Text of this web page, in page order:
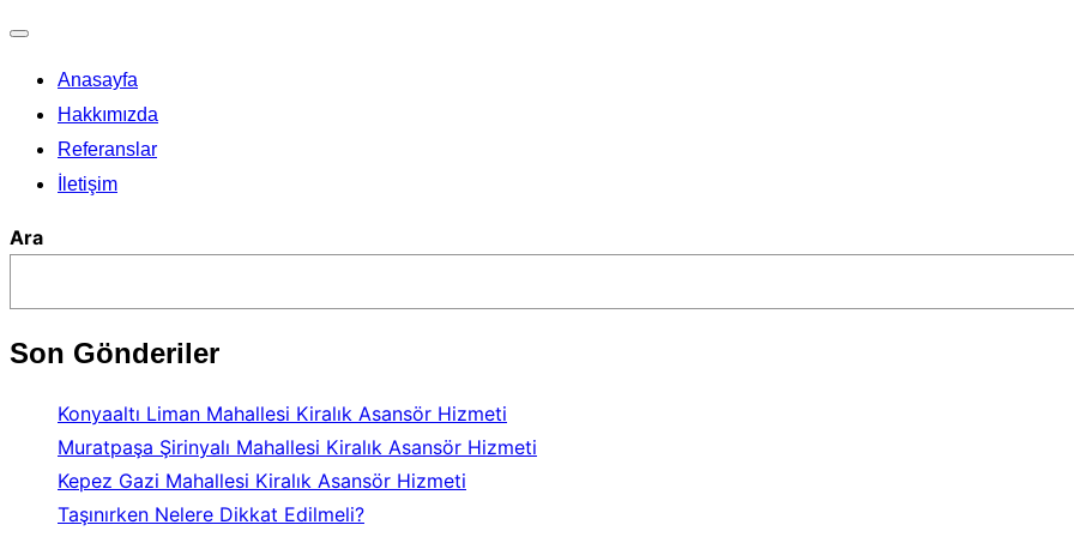
aç/kapat
Anasayfa
Hakkımızda
Referanslar
İletişim
Ara
Son Gönderiler
Konyaaltı Liman Mahallesi Kiralık Asansör Hizmeti
Muratpaşa Şirinyalı Mahallesi Kiralık Asansör Hizmeti
Kepez Gazi Mahallesi Kiralık Asansör Hizmeti
Taşınırken Nelere Dikkat Edilmeli?